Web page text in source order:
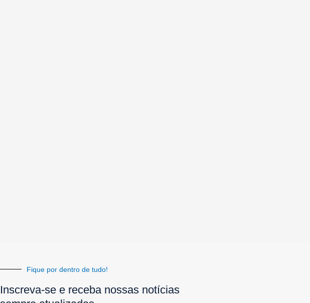
Fique por dentro de tudo!
Inscreva-se e receba nossas notícias